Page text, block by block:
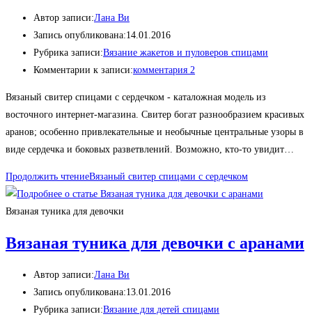
Автор записи:Лана Ви
Запись опубликована:14.01.2016
Рубрика записи:Вязание жакетов и пуловеров спицами
Комментарии к записи:комментария 2
Вязаный свитер спицами с сердечком - каталожная модель из
восточного интернет-магазина. Свитер богат разнообразием красивых
аранов; особенно привлекательные и необычные центральные узоры в
виде сердечка и боковых разветвлений. Возможно, кто-то увидит…
Продолжить чтениеВязаный свитер спицами с сердечком
Вязаная туника для девочки
Вязаная туника для девочки с аранами
Автор записи:Лана Ви
Запись опубликована:13.01.2016
Рубрика записи:Вязание для детей спицами